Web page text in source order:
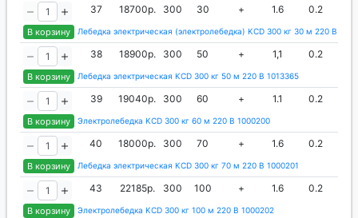
В корзину
37 18700р. 300 30 + 1.6 0.2
Лебедка электрическая (электролебедка) KCD 300 кг 30 м 220 В
В корзину
38 18900р. 300 50 + 1,1 0.2
Лебедка электрическая KCD 300 кг 50 м 220 В 1013365
В корзину
39 19040р. 300 60 + 1.1 0.2
Электролебедка KCD 300 кг 60 м 220 В 1000200
В корзину
40 18000р. 300 70 + 1.6 0.2
Лебедка электрическая KCD 300 кг 70 м 220 В 1000201
В корзину
43 22185р. 300 100 + 1.6 0.2
Электролебедка KCD 300 кг 100 м 220 В 1000202